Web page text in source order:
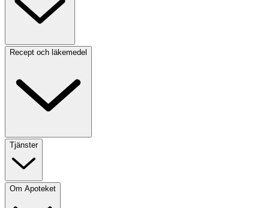
Recept och läkemedel
Tjänster
Om Apoteket